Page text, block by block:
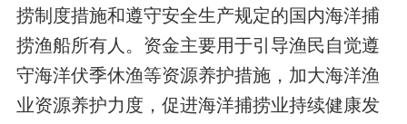
捞制度措施和遵守安全生产规定的国内海洋捕
捞渔船所有人。资金主要用于引导渔民自觉遵
守海洋伏季休渔等资源养护措施，加大海洋渔
业资源养护力度，促进海洋捕捞业持续健康发